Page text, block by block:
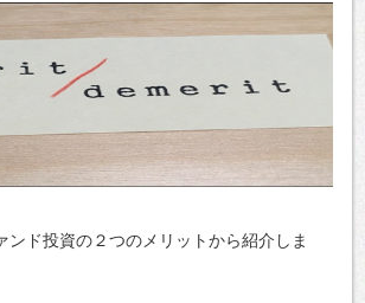
ンド投資の２つのメリットから紹介しま